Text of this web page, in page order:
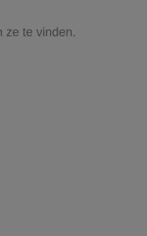
ze te vinden.